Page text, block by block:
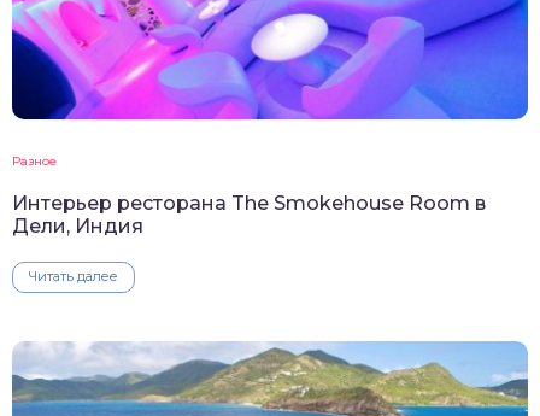
Разное
Интерьер ресторана The Smokehouse Room в
Дели, Индия
Читать далее